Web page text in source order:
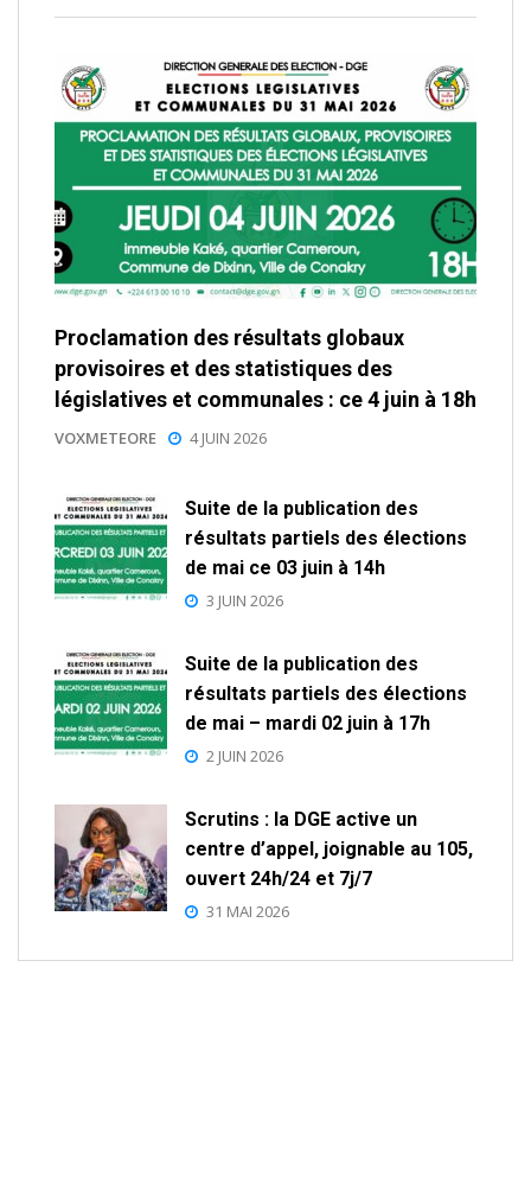
Proclamation des résultats globaux
provisoires et des statistiques des
législatives et communales : ce 4 juin à 18h
VOXMETEORE 4 JUIN 2026
Suite de la publication des
résultats partiels des élections
de mai ce 03 juin à 14h
3 JUIN 2026
Suite de la publication des
résultats partiels des élections
de mai – mardi 02 juin à 17h
2 JUIN 2026
Scrutins : la DGE active un
centre d’appel, joignable au 105,
ouvert 24h/24 et 7j/7
31 MAI 2026